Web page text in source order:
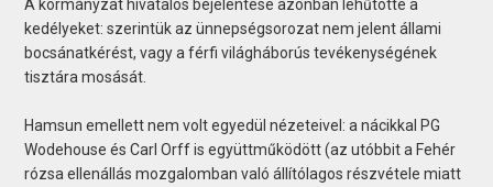
A kormányzat hivatalos bejelentése azonban lehűtötte a
kedélyeket: szerintük az ünnepségsorozat nem jelent állami
bocsánatkérést, vagy a férfi világháborús tevékenységének
tisztára mosását.
Hamsun emellett nem volt egyedül nézeteivel: a nácikkal PG
Wodehouse és Carl Orff is együttműködött (az utóbbit a Fehér
rózsa ellenállás mozgalomban való állítólagos részvétele miatt